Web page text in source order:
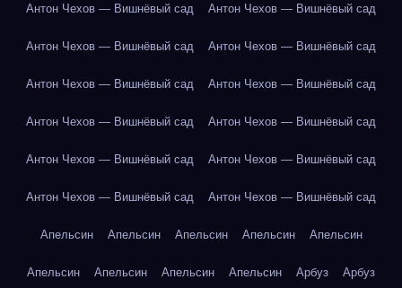
Антон Чехов — Вишнёвый сад Антон Чехов — Вишнёвый сад
Антон Чехов — Вишнёвый сад Антон Чехов — Вишнёвый сад
Антон Чехов — Вишнёвый сад Антон Чехов — Вишнёвый сад
Антон Чехов — Вишнёвый сад Антон Чехов — Вишнёвый сад
Антон Чехов — Вишнёвый сад Антон Чехов — Вишнёвый сад
Антон Чехов — Вишнёвый сад Антон Чехов — Вишнёвый сад
Апельсин Апельсин Апельсин Апельсин Апельсин
Апельсин Апельсин Апельсин Апельсин Арбуз Арбуз